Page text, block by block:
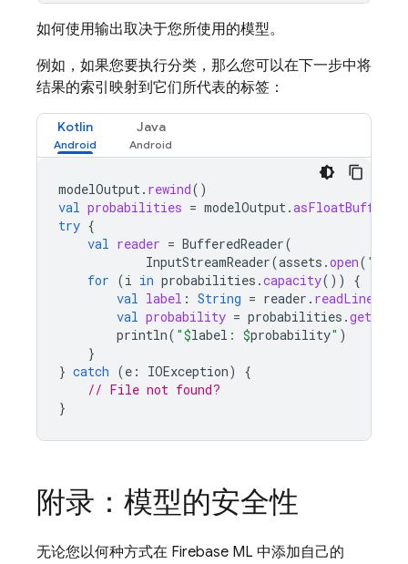
如何使用输出取决于您所使用的模型。
例如，如果您要执行分类，那么您可以在下一步中将
结果的索引映射到它们所代表的标签：
Kotlin Java
modelOutput. rewind()
val probabilities = modelOutput.asFloatBuffer
try {
val reader = BufferedReader(
InputStreamReader(assets .open(
for (i in probabilities .capacity())
{
val label : String = reader . readLine
val probability = probabilities .get
println( "$label : $probability" )
}
} catch (e : IOException)
{
// File not found?
}
附录：模型的安全性
无论您以何种方式在 Firebase ML 中添加自己的